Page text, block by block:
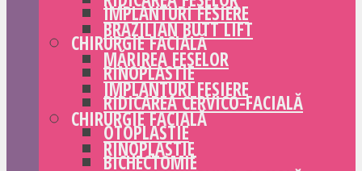
IMPLANTURI FESIERE
CHIRURGIE FACIALĂ
RINOPLASTIE
RIDICAREA CERVICO-FACIALĂ
OTOPLASTIE
BICHECTOMIE
BRAZILIAN BUTT LIFT
MĂRIREA FESELOR
IMPLANTURI FESIERE
CHIRURGIE FACIALĂ
RINOPLASTIE